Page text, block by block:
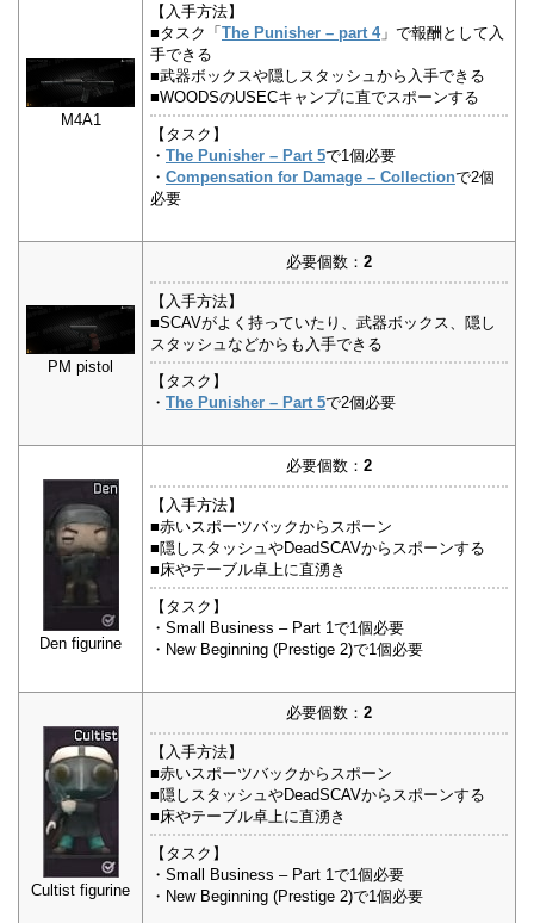
M4A1
【入手方法】
■タスク「The Punisher – part 4」で報酬として入
手できる
■武器ボックスや隠しスタッシュから入手できる
■WOODSのUSECキャンプに直でスポーンする
【タスク】
・ The Punisher – Part 5で1個必要
・ Compensation for Damage – Collectionで2個
必要
PM pistol
必要個数： 2
【入手方法】
■SCAVがよく持っていたり、武器ボックス、隠し
スタッシュなどからも入手できる
【タスク】
・ The Punisher – Part 5で2個必要
Den figurine
必要個数： 2
【入手方法】
■赤いスポーツバックからスポーン
■隠しスタッシュやDeadSCAVからスポーンする
■床やテーブル卓上に直湧き
【タスク】
・Small Business – Part 1で1個必要
・New Beginning (Prestige 2)で1個必要
Cultist figurine
必要個数： 2
【入手方法】
■赤いスポーツバックからスポーン
■隠しスタッシュやDeadSCAVからスポーンする
■床やテーブル卓上に直湧き
【タスク】
・Small Business – Part 1で1個必要
・New Beginning (Prestige 2)で1個必要